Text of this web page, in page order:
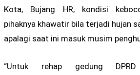
Kota, Bujang HR, kondisi
pihaknya khawatir bila terjadi hujan
apalagi saat ini masuk musim
“Untuk rehap gedung DPRD